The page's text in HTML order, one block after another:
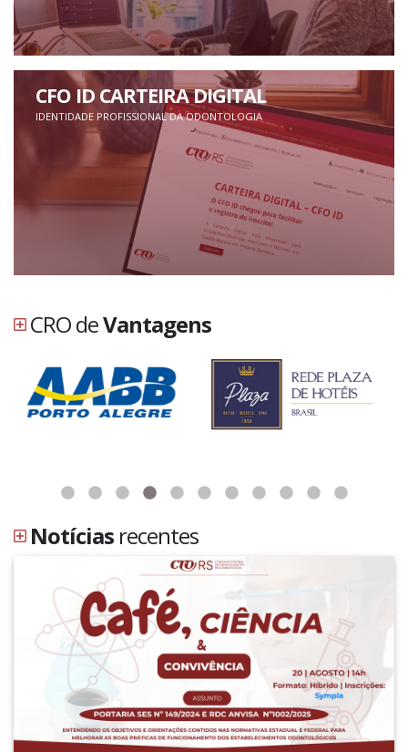
CFO ID CARTEIRA DIGITAL
IDENTIDADE PROFISSIONAL DA ODONTOLOGIA
CRO deVantagens
Notícias recentes